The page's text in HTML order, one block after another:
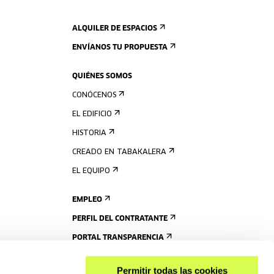
Permitir todas las cookies
ALQUILER DE ESPACIOS
ENVÍANOS TU PROPUESTA
QUIÉNES SOMOS
CONÓCENOS
EL EDIFICIO
HISTORIA
CREADO EN TABAKALERA
EL EQUIPO
EMPLEO
PERFIL DEL CONTRATANTE
PORTAL TRANSPARENCIA